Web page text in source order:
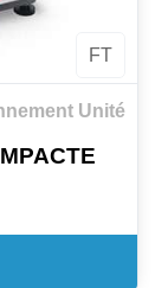
FT
Unité